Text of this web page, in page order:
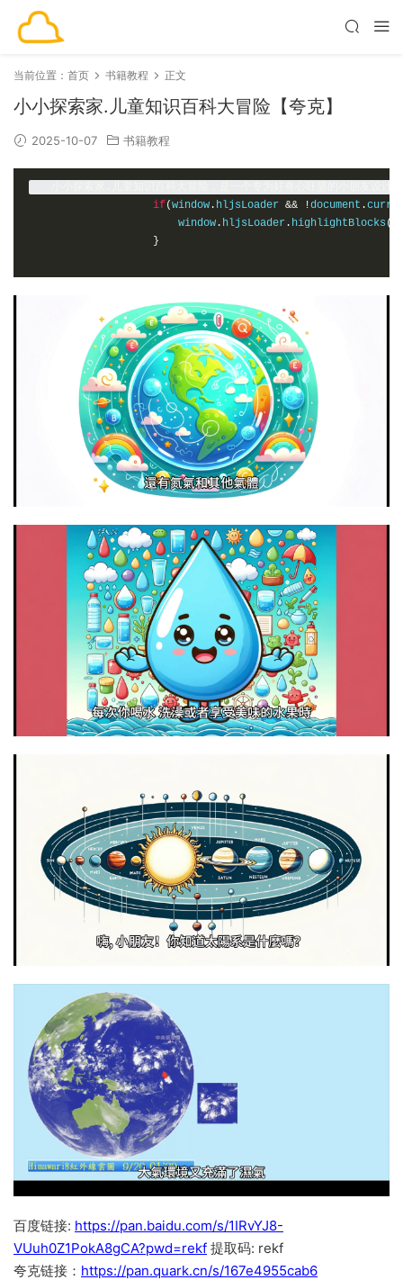
当前位置： 首页 书籍教程 正文
小小探索家.儿童知识百科大冒险【夸克】
2025-10-07 书籍教程
if(window . hljsLoader && !document .
                        window
. hljsLoader . highlightBlocks (
}
百度链接: https://pan.baidu.com/s/1IRvYJ8-
VUuh0Z1PokA8gCA?pwd=rekf 提取码: rekf
夸克链接： https://pan.quark.cn/s/167e4955cab6